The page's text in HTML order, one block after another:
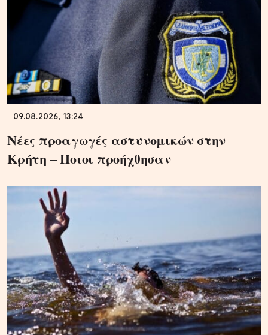
09.08.2026, 13:24
Νέες προαγωγές αστυνομικών στην
Κρήτη – Ποιοι προήχθησαν